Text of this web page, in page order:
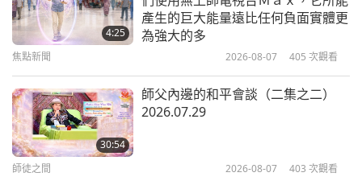
打坐。和它一起入定。師父怎麼逃得了？所以，別擔
心我是否在這裡。我在這裡安慰你們只佔了卅％；七
十％不是用語言做的。當然，你們是人類；你們還有
耳朵，喜歡聽一些東西。所以我有時候會出來，但是
我的時間不固定。我不像時鐘；兩點鐘一到就響，然
後五點鐘一到又響。不是這樣的。我也有人身，和其
他人類的工作。別擔心，我就在附近。你們逃不了
思想肯定永遠是最佳之道（二集之
一） 2013.07.07 法國
誠心能改變業障（三集之一）
4:25
產生的巨大能量遠比任何負面實體更
為強大的多
焦點新聞 2026-08-07 405 次觀看
30:54
師父內邊的和平會談（二集之二）
2026.07.29
師徒之間 2026-08-07 403 次觀看